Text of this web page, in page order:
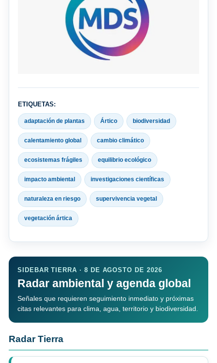
ETIQUETAS:
adaptación de plantas Ártico biodiversidad
calentamiento global cambio climático
ecosistemas frágiles equilibrio ecológico
impacto ambiental investigaciones científicas
naturaleza en riesgo supervivencia vegetal
vegetación ártica
SIDEBAR TIERRA · 8 DE AGOSTO DE 2026
Radar ambiental y agenda global
Señales que requieren seguimiento inmediato y próximas
citas relevantes para clima, agua, territorio y biodiversidad.
Radar Tierra